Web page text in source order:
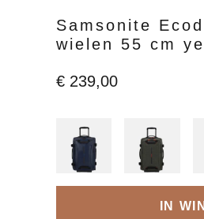
Reistassen
trends 2026
Bag Charms
Samsonite
wielen 55 cm
€ 239,00
IN